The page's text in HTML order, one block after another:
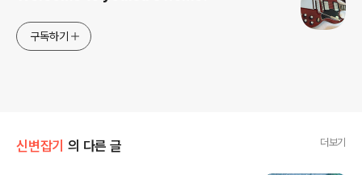
구독하기
신변잡기 의 다른 글 더보기